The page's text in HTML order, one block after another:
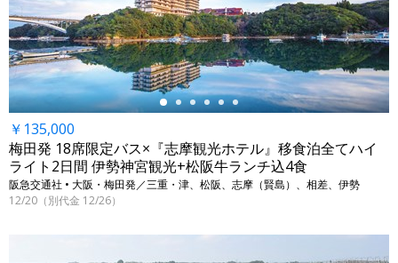
←
￥135,000
梅田発 18席限定バス×『志摩観光ホテル』移食泊全てハイ
ライト2日間 伊勢神宮観光+松阪牛ランチ込4食
阪急交通社 • 大阪・梅田発／三重・津、松阪、志摩（賢島）、相差、伊勢
12/20（別代金 12/26）